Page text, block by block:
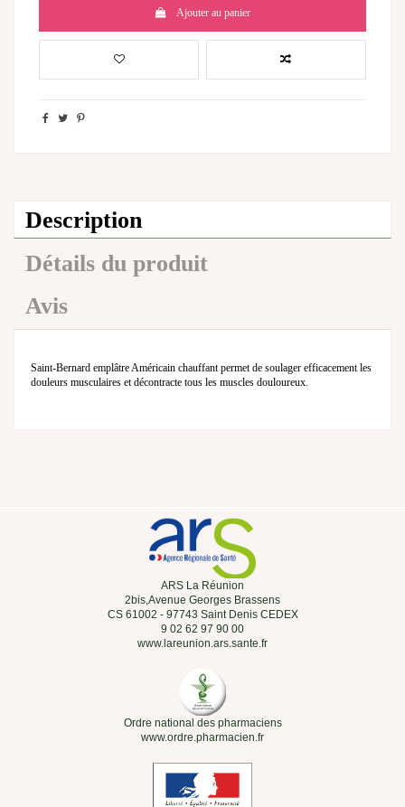
Ajouter au panier
Description
Détails du produit
Avis
Saint-Bernard emplâtre Américain chauffant permet de soulager efficacement les
douleurs musculaires et décontracte tous les muscles douloureux.
ARS La Réunion
2bis,Avenue Georges Brassens
CS 61002 - 97743 Saint Denis CEDEX
9 02 62 97 90 00
www.lareunion.ars.sante.fr
Ordre national des pharmaciens
www.ordre.pharmacien.fr